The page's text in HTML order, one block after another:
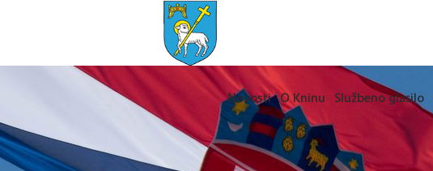
Novosti O Kninu Službeno glasilo